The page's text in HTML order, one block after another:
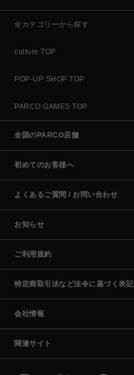
全カテゴリーから探す
culture TOP
POP-UP SHOP TOP
PARCO GAMES TOP
全国のPARCO店舗
初めてのお客様へ
よくあるご質問 / お問い合わせ
お知らせ
ご利用規約
特定商取引法など法令に基づく表記
会社情報
関連サイト